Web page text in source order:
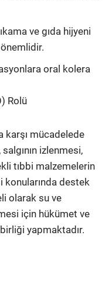
ve gıda hijyeni
oral kolera
Rolü
karşı mücadelede
izlenmesi,
tıbbi malzemelerin
konularında destek
olarak su ve
için hükümet ve
yapmaktadır.​